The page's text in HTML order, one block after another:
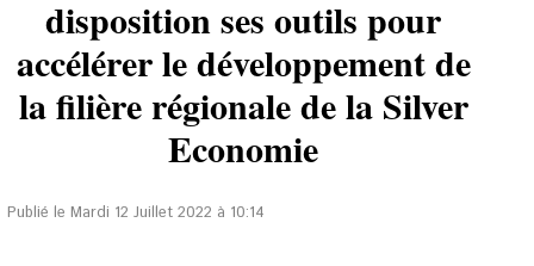
disposition ses outils pour
accélérer le développement de
la filière régionale de la Silver
Economie
Publié le Mardi 12 Juillet 2022 à 10:14